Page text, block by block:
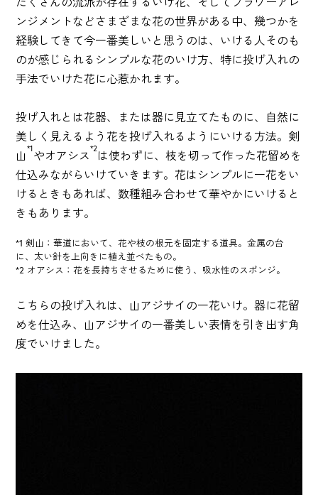
ンジメントなどさまざまな花の世界がある中、幾つかを
経験してきて今一番美しいと思うのは、いける人そのも
のが感じられるシンプルな花のいけ方、特に投げ入れの
手法でいけた花に心惹かれます。
投げ入れとは花器、または器に見立てたものに、自然に
美しく見えるよう花を投げ入れるようにいける方法。剣
山 *1やオアシス*2は使わずに、枝を切って作った花留めを
仕込みながらいけていきます。花はシンプルに一花をい
けるときもあれば、数種組み合わせて華やかにいけると
きもあります。
*1 剣山：華道において、花や枝の根元を固定する道具。金属の台
に、太い針を上向きに植え並べたもの。
*2 オアシス：花を長持ちさせるために使う、吸水性のスポンジ。
こちらの投げ入れは、山アジサイの一花いけ。器に花留
めを仕込み、山アジサイの一番美しい表情を引き出す角
度でいけました。